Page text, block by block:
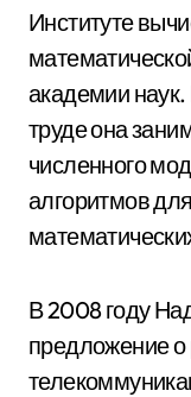
Институте
академии
труде она
численного
алгоритмов
В 2008 году
предложение о